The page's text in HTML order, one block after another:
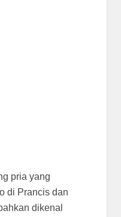
pria yang
di Prancis dan
dikenal